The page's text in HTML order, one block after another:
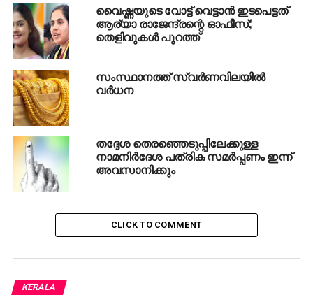
വൈഷ്ണയുടെ വോട്ട് വെട്ടാന്‍ ഇടപെട്ടത്
ആര്യാ രാജേന്ദ്രന്റെ ഓഫീസ്;
തെളിവുകള്‍ പുറത്ത്
സംസ്ഥാനത്ത് സ്വര്‍ണവിലയില്‍
വര്‍ധന
തദ്ദേശ തെരഞ്ഞെടുപ്പിലേക്കുള്ള
നാമനിര്‍ദേശ പത്രിക സമര്‍പ്പണം ഇന്ന്
അവസാനിക്കും
CLICK TO COMMENT
KERALA